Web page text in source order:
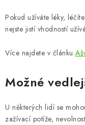
Pokud užíváte léky,
nejste jistí vhodností
Více najdete v článku
Možné
U některých lidí se
zažívací potíže,